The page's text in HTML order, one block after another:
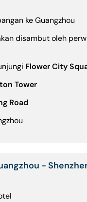
ke Guangzhou
disambut oleh
Flower City
Tower
Road
-